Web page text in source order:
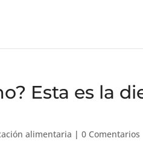
Esta es la
alimentaria |0 Comentarios